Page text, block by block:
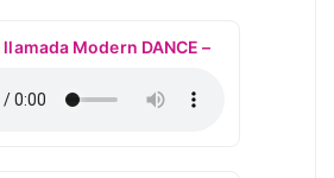
Modern DANCE –